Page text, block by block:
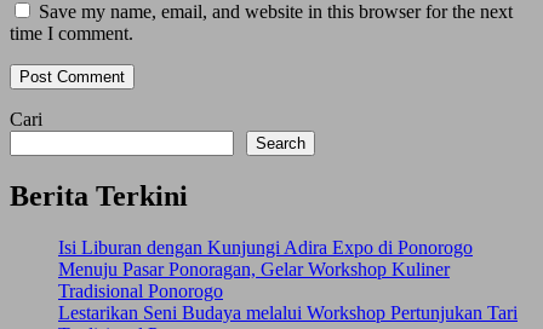
Save my name, email, and website in this browser for the next
time I comment.
Cari
Search
Berita Terkini
Isi Liburan dengan Kunjungi Adira Expo di Ponorogo
Menuju Pasar Ponoragan, Gelar Workshop Kuliner
Tradisional Ponorogo
Lestarikan Seni Budaya melalui Workshop Pertunjukan Tari